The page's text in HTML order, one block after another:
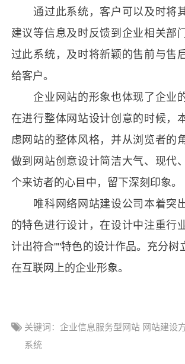
通过此系统，客户可以及时将
建议等信息及时反馈到企业相关部
过此系统，及时将新颖的售前与售
给客户。
企业网站的形象也体现了企业的
在进行整体网站设计创意的时候，
虑网站的整体风格，并从浏览者的
做到网站创意设计简洁大气、现代
个来访者的心目中，留下深刻印象。
唯科网络 网站建设公司本着突
的特色进行设计，在设计中注重行
计出符合""特色的设计作品。充分树
在互联网上的企业形象。
关键词：企业信息服务型网站 网站建设
系统